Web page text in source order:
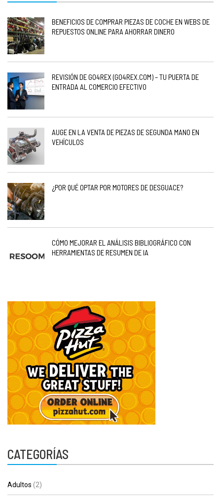
BENEFICIOS DE COMPRAR PIEZAS DE COCHE EN WEBS DE
REPUESTOS ONLINE PARA AHORRAR DINERO
REVISIÓN DE GO4REX (GO4REX.COM) – TU PUERTA DE
ENTRADA AL COMERCIO EFECTIVO
AUGE EN LA VENTA DE PIEZAS DE SEGUNDA MANO EN
VEHÍCULOS
¿POR QUÉ OPTAR POR MOTORES DE DESGUACE?
CÓMO MEJORAR EL ANÁLISIS BIBLIOGRÁFICO CON
HERRAMIENTAS DE RESUMEN DE IA
CATEGORÍAS
Adultos (2)